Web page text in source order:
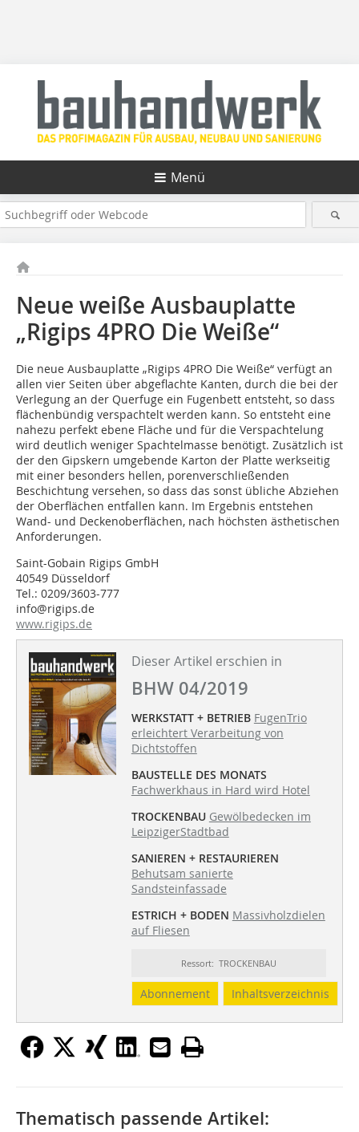
Menü
Neue weiße Ausbauplatte
„Rigips 4PRO Die Weiße“
Die neue Ausbauplatte „Rigips 4PRO Die Weiße“ verfügt an
allen vier Seiten über abgeflachte Kanten, durch die bei der
Verlegung an der Querfuge ein Fugenbett entsteht, so dass
flächenbündig verspachtelt werden kann. So entsteht eine
nahezu perfekt ebene Fläche und für die Verspachtelung
wird deutlich weniger Spachtelmasse benötigt. Zusätzlich ist
der den Gipskern umgebende Karton der Platte werkseitig
mit einer besonders hellen, porenverschließenden
Beschichtung versehen, so dass das sonst übliche Abziehen
der Oberflächen entfallen kann. Im Ergebnis entstehen
Wand- und Deckenoberflächen, nach höchsten ästhetischen
Anforderungen.
Saint-Gobain Rigips GmbH
40549 Düsseldorf
Tel.: 0209/3603-777
info@rigips.de
www.rigips.de
Dieser Artikel erschien in
BHW 04/2019
WERKSTATT + BETRIEB FugenTrio
erleichtert Verarbeitung von
Dichtstoffen
BAUSTELLE DES MONATS
Fachwerkhaus in Hard wird Hotel
TROCKENBAU Gewölbedecken im
LeipzigerStadtbad
SANIEREN + RESTAURIEREN
Behutsam sanierte
Sandsteinfassade
ESTRICH + BODEN Massivholzdielen
auf Fliesen
Ressort: TROCKENBAU
Abonnement Inhaltsverzeichnis
Thematisch passende Artikel: